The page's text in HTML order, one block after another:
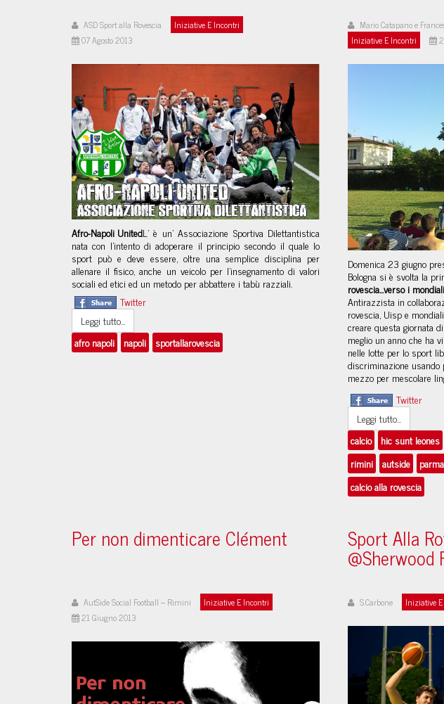
ASD Sport alla Rovescia
Iniziative E Incontri
07 Agosto 2013
L’
Afro-Napoli United è un’ Associazione Sportiva Dilettantistica
nata con l’intento diadoperare il principio secondo il quale lo
sport può e deve essere, oltre una semplice disciplina per
allenare il fisico, anche un veicolo per l'insegnamento di valori
sociali ed etici ed un metodo per abbattere i tabù razziali.
Twitter
Leggi tutto...
afro napoli
napoli sportallarovescia
Mario Catapano e
Iniziative E Incontri
Domenica 23 giugno
Bologna si è svolta la
rovescia...verso i
Antirazzista in
rovescia, Uisp e
creare questa giornata
meglio un anno che ha
nelle lotte per lo sport
discriminazione
mezzo per mescolare
Twitter
Leggi tutto...
calcio hic sunt leones
rimini autside parma
calcio alla rovescia
Per non dimenticare Clément
AutSide Social Football – Rimini
Iniziative E Incontri
21 Giugno 2013
Sport Alla
@Sherwood
S.Carbone Iniziative